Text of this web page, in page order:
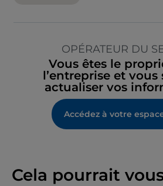
OPÉRATEUR DU
Vous êtes le
l’entreprise et vous
actualiser vos
Accédez à votre
Cela pourrait